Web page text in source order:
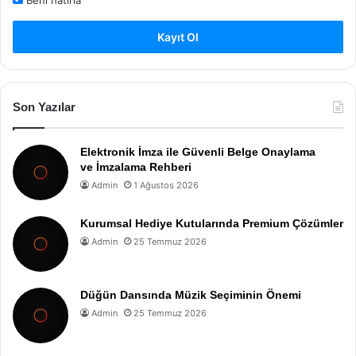
Kayıt Ol
Son Yazılar
Elektronik İmza ile Güvenli Belge Onaylama
ve İmzalama Rehberi
Admin 1 Ağustos 2026
Kurumsal Hediye Kutularında Premium Çözümler
Admin 25 Temmuz 2026
Düğün Dansında Müzik Seçiminin Önemi
Admin 25 Temmuz 2026